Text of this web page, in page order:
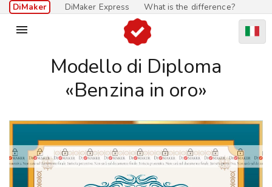
DiMaker DiMaker Express What is the difference?

Modello di Diploma
«Benzina in oro»